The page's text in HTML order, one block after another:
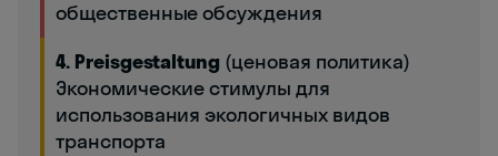
общественные обсуждения
4. Preisgestaltung (ценовая политика)
Экономические стимулы для
использования экологичных видов
транспорта